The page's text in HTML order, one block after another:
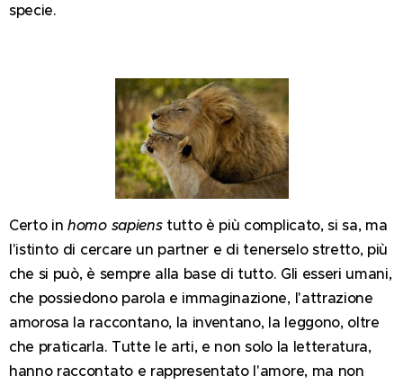
specie.
Certo inhomo sapiens tutto è più complicato, si sa, ma
l'istinto di cercare un partner e di tenerselo stretto, più
che si può, è sempre alla base di tutto. Gli esseri umani,
che possiedono parola e immaginazione, l'attrazione
amorosa la raccontano, la inventano, la leggono, oltre
che praticarla. Tutte le arti, e non solo la letteratura,
hanno raccontato e rappresentato l'amore, ma non